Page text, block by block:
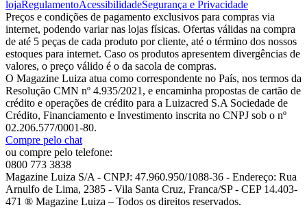
lojaRegulamentoAcessibilidadeSegurança e Privacidade
Preços e condições de pagamento exclusivos para compras via
internet, podendo variar nas lojas físicas. Ofertas válidas na compra
de até 5 peças de cada produto por cliente, até o término dos nossos
estoques para internet. Caso os produtos apresentem divergências de
valores, o preço válido é o da sacola de compras.
O Magazine Luiza atua como correspondente no País, nos termos da
Resolução CMN nº 4.935/2021, e encaminha propostas de cartão de
crédito e operações de crédito para a Luizacred S.A Sociedade de
Crédito, Financiamento e Investimento inscrita no CNPJ sob o nº
02.206.577/0001-80.
Compre pelo chat
ou compre pelo telefone:
0800 773 3838
Magazine Luiza S/A - CNPJ: 47.960.950/1088-36 - Endereço: Rua
Arnulfo de Lima, 2385 - Vila Santa Cruz, Franca/SP - CEP 14.403-
471 ® Magazine Luiza – Todos os direitos reservados.